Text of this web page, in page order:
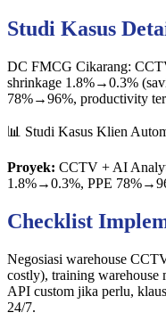
Studi Kasus
DC FMCG Cikarang:
shrinkage 1.8%→0.3%
78%→96%, productivity
📊 Studi Kasus Klien
Proyek: CCTV + AI
1.8%→0.3%, PPE
Checklist
Negosiasi warehouse
costly), training warehouse
API custom jika perlu,
24/7.